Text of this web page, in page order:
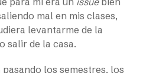
mal en mis clases,
levantarme de la
salir de la casa.
pasando los semestres, los